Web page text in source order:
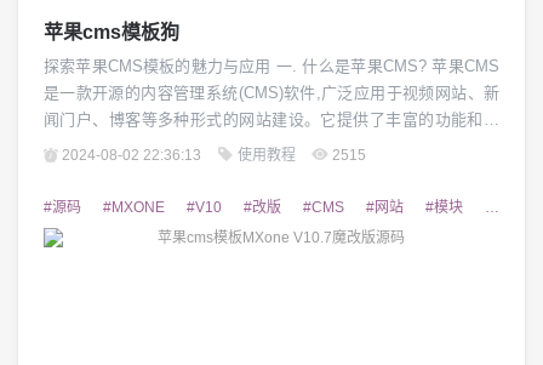
苹果cms模板狗
探索苹果CMS模板的魅力与应用 一. 什么是苹果CMS? 苹果CMS
是一款开源的内容管理系统(CMS)软件,广泛应用于视频网站、新
闻门户、博客等多种形式的网站建设。它提供了丰富的功能和插
件,使用户能够快速搭建自己的网站,并拥有良好的用户体验。苹果
管理员的喜爱。 二. 苹果CMS模板的特点 苹果CMS模板是基于苹
果CMS系统...
2024-08-02 22:36:13 使用教程 2515
#源码 #MXONE #V10 #改版 #CMS #网站 #模块 #功能模